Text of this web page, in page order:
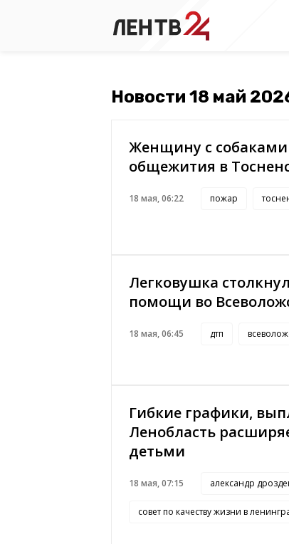
Новости 18 май
Женщину с собаками
общежития в
18 мая, 06:22 пожар
Легковушка
помощи во
18 мая, 06:45 дтп
Гибкие графики,
Ленобласть
детьми
18 мая, 07:15 александр
совет по качеству жизни в